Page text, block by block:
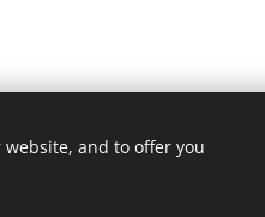
and to offer you